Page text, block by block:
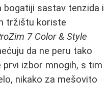
bogatiji sastav tenzida i
tržištu koriste
7 Color & Style
da ne peru tako
izbor mnogih, s tim
nikako za mešovito